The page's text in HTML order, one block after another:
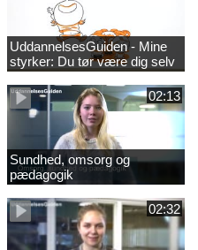
UddannelsesGuiden - Mine
styrker: Du tør være dig selv
02:13
Sundhed, omsorg og
pædagogik
02:32